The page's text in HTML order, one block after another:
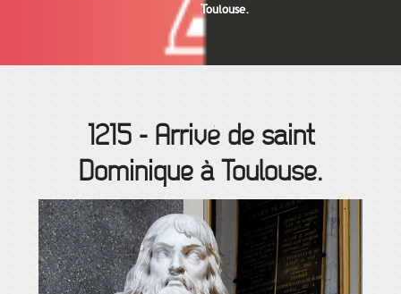
Toulouse.
1215- Arrivé de saint
Dominique à Toulouse.